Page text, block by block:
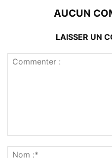
AUCUN
LAISSER UN